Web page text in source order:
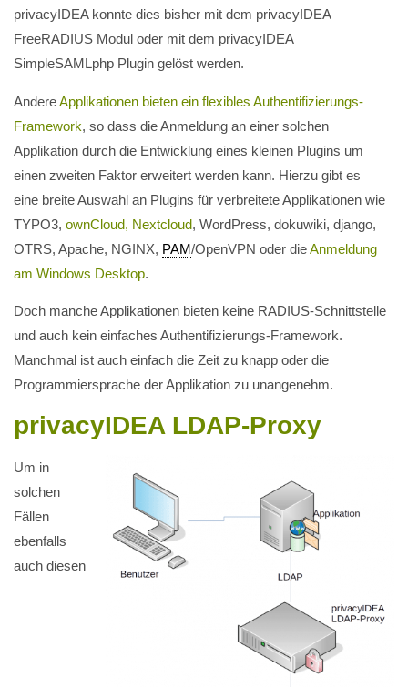
privacyIDEA konnte dies bisher mit dem privacyIDEA
FreeRADIUS Modul oder mit dem privacyIDEA
SimpleSAMLphp Plugin gelöst werden.
AndereApplikationen bieten ein flexibles Authentifizierungs-
Framework, so dass die Anmeldung an einer solchen
Applikation durch die Entwicklung eines kleinen Plugins um
einen zweiten Faktor erweitert werden kann. Hierzu gibt es
eine breite Auswahl an Plugins für verbreitete Applikationen wie
TYPO3, ownCloud, Nextcloud, WordPress, dokuwiki, django,
OTRS, Apache, NGINX, PAM/OpenVPN oder dieAnmeldung
am Windows Desktop.
Doch manche Applikationen bieten keine RADIUS-Schnittstelle
und auch kein einfaches Authentifizierungs-Framework.
Manchmal ist auch einfach die Zeit zu knapp oder die
Programmiersprache der Applikation zu unangenehm.
privacyIDEA LDAP-Proxy
Um in
solchen
Fällen
ebenfalls
auch diesen